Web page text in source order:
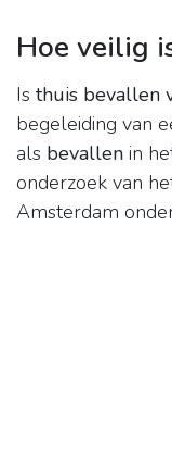
Hoe veilig
Is thuis bevallen
begeleiding van
als bevallen in
onderzoek van
Amsterdam